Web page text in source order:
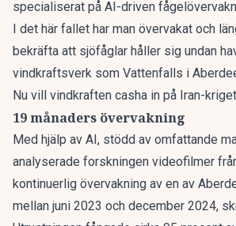
specialiserat på AI-driven
I det här fallet har man övervakat och
bekräfta att sjöfåglar håller sig undan
vindkraftsverk som Vattenfalls i
Nu vill vindkraften casha in på Iran-
19 månaders övervakning
Med hjälp av AI, stödd av omfattande
analyserade forskningen videofilmer
kontinuerlig övervakning av en av
mellan juni 2023 och december 2024,